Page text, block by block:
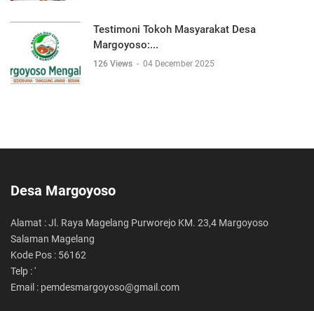
Testimoni Tokoh Masyarakat Desa
Margoyoso:...
126 Views - 04 December 2025
Desa Margoyoso
Alamat : Jl. Raya Magelang Purworejo KM. 23,4 Margoyoso
Salaman Magelang
Kode Pos : 56162
Telp : '
Email : pemdesmargoyoso@gmail.com